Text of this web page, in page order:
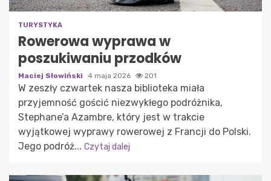
TURYSTYKA
Rowerowa wyprawa w
poszukiwaniu przodków
Maciej Słowiński 4 maja 2026 201
W zeszły czwartek nasza biblioteka miała
przyjemność gościć niezwykłego podróżnika,
Stephane’a Azambre, który jest w trakcie
wyjątkowej wyprawy rowerowej z Francji do Polski.
Jego podróż... Czytaj dalej